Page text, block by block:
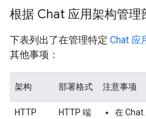
根据 Chat 应用架构管理
下表列出了在管理特定 Chat 应
其他事项：
架构 部署格式 注意事项
HTTP
HTTP 端
在 Chat